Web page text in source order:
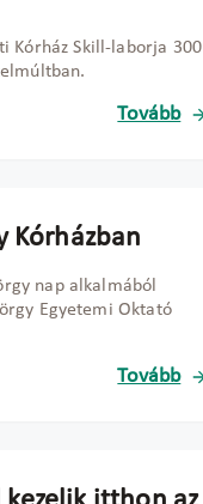
Kórház Skill-laborja 300
Tovább
Kórházban
nap alkalmából
Egyetemi Oktató
Tovább